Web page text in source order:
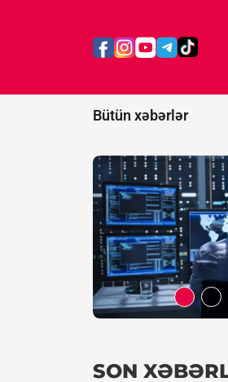
Bütün xəbərlər
Komandanlığında
araşdırılır
SON